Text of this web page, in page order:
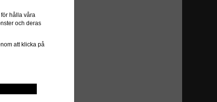
hålla våra
och deras
att klicka på